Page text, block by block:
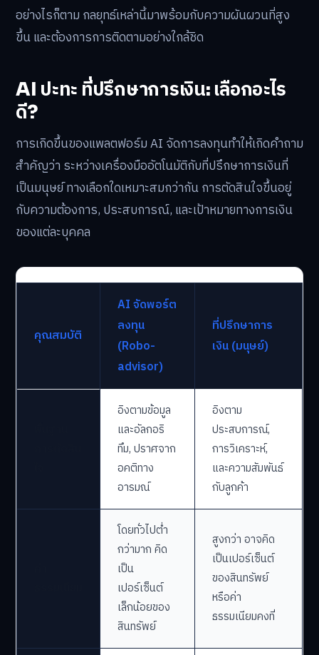
อย่างไรก็ตาม กลยุทธ์เหล่านี้มาพร้อมกับความผันผวนที่สูง
ขึ้น และต้องการการติดตามอย่างใกล้ชิด
AI ปะทะ ที่ปรึกษาการเงิน: เลือกอะไร
ดี?
การเกิดขึ้นของแพลตฟอร์ม AI จัดการลงทุนทำให้เกิดคำถาม
สำคัญว่า ระหว่างเครื่องมืออัตโนมัติกับที่ปรึกษาการเงินที่
เป็นมนุษย์ ทางเลือกใดเหมาะสมกว่ากัน การตัดสินใจขึ้นอยู่
กับความต้องการ, ประสบการณ์, และเป้าหมายทางการเงิน
ของแต่ละบุคคล
คุณสมบัติ
AI จัดพอร์ต
ลงทุน
(Robo-
advisor)
ที่ปรึกษาการ
เงิน (มนุษย์)
อิงตามข้อมูล
และอัลกอริ
ทึม, ปราศจาก
อคติทาง
อารมณ์
อิงตาม
ประสบการณ์,
การวิเคราะห์,
และความสัมพันธ์
กับลูกค้า
โดยทั่วไปต่ำ
กว่ามาก คิด
เป็น
เปอร์เซ็นต์
เล็กน้อยของ
สินทรัพย์
สูงกว่า อาจคิด
เป็นเปอร์เซ็นต์
ของสินทรัพย์
หรือค่า
ธรรมเนียมคงที่